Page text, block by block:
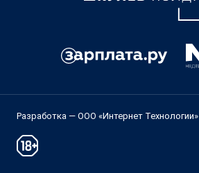
Разработка — ООО «Интернет Технологии»